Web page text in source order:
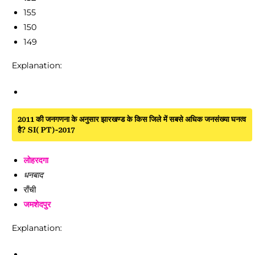
155
150
149
Explanation:
2011 की जनगणना के अनुसार झारखण्ड के किस जिले में सबसे अधिक जनसंख्या घनत्व
है? SI( PT)-2017
लोहरदगा
धनबाद
राँची
जमशेदपुर
Explanation: